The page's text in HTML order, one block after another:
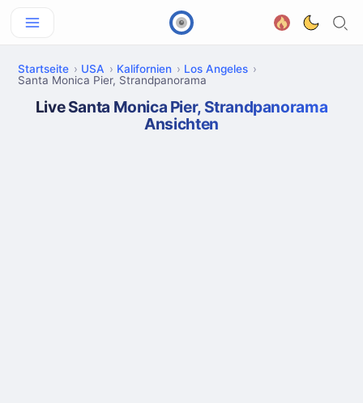
Startseite USA Kalifornien
Los Angeles
Santa Monica Pier, Strandpanorama
Live Santa Monica Pier, Strandpanorama
Ansichten